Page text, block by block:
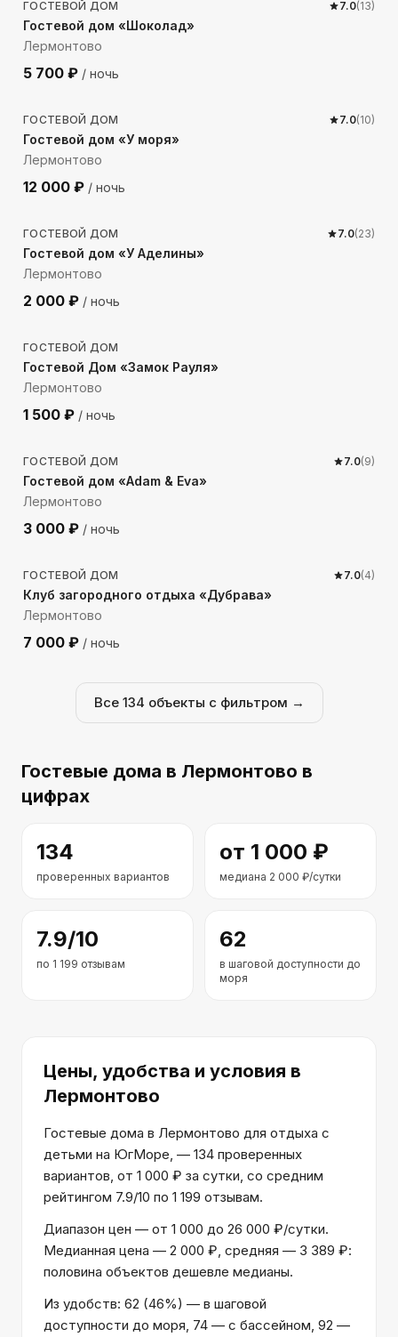
ГОСТЕВОЙ ДОМ 7.0(13)
Гостевой дом «Шоколад»
Лермонтово
5 700 ₽ / ночь
248м до моря
ГОСТЕВОЙ ДОМ 7.0(10)
Гостевой дом «У моря»
Лермонтово
12 000 ₽ / ночь
206 м до моря
ГОСТЕВОЙ ДОМ 7.0(23)
Гостевой дом «У Аделины»
Лермонтово
2 000 ₽ / ночь
895м до моря
ГОСТЕВОЙ ДОМ
Гостевой Дом «Замок Рауля»
Лермонтово
1 500 ₽ / ночь
989 м до моря
ГОСТЕВОЙ ДОМ 7.0(9)
Гостевой дом «Adam & Eva»
Лермонтово
3 000 ₽ / ночь
5065 м до моря
ГОСТЕВОЙ ДОМ 7.0(4)
Клуб загородного отдыха «Дубрава»
Лермонтово
7 000 ₽ / ночь
Все 134 объекты с фильтром →
Гостевые дома в Лермонтово в
цифрах
134
проверенных вариантов
от 1 000 ₽
медиана 2 000 ₽/сутки
7.9/10
по 1 199 отзывам
62
в шаговой доступности до
моря
Цены, удобства и условия в
Лермонтово
Гостевые дома в Лермонтово для отдыха с
детьми на ЮгМоре, — 134 проверенных
вариантов, от 1 000 ₽ за сутки, со средним
рейтингом 7.9/10 по 1 199 отзывам.
Диапазон цен — от 1 000 до 26 000 ₽/сутки.
Медианная цена — 2 000 ₽, средняя — 3 389 ₽:
половина объектов дешевле медианы.
Из удобств: 62 (46%) — в шаговой
доступности до моря, 74 — с бассейном, 92 —